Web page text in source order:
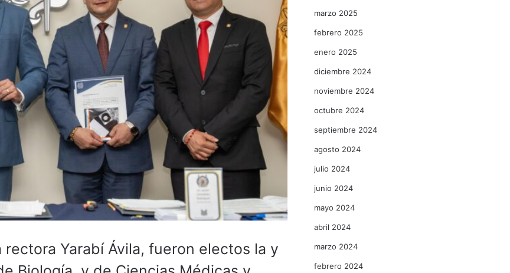
Yarabí Ávila, fueron electos la y
marzo 2025
febrero 2025
enero 2025
diciembre 2024
noviembre 2024
octubre 2024
septiembre 2024
agosto 2024
julio 2024
junio 2024
mayo 2024
abril 2024
marzo 2024
febrero 2024